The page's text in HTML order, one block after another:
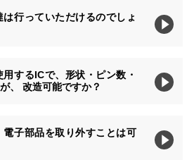
行っていただけるのでしょ
するICで、形状・ピン数・
、 改造可能ですか？
子部品を取り外すことは可